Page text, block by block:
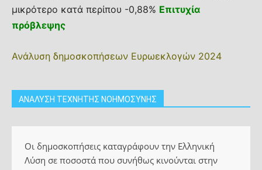
μικρότερο κατά περίπου -0,88% Επιτυχία
πρόβλεψης
Ανάλυση δημοσκοπήσεων Ευρωεκλογών 2024
ΑΝΑΛΥΣΗ ΤΕΧΝΗΤΗΣ ΝΟΗΜΟΣΥΝΗΣ
Οι δημοσκοπήσεις καταγράφουν την Ελληνική
Λύση σε ποσοστά που συνήθως κινούνται στην